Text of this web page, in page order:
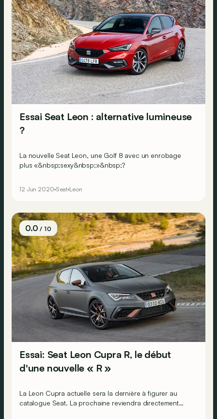
Essai Seat Leon : alternative lumineuse
?
La nouvelle Seat Leon, une Golf 8 avec un enrobage
plus «&nbsp;sexy&nbsp;»&nbsp;?
12 Jun 2020 Seat Leon
0.0/ 10
Essai: Seat Leon Cupra R, le début
d'une nouvelle « R »
La Leon Cupra actuelle sera la dernière à figurer au
catalogue Seat. La prochaine reviendra directement